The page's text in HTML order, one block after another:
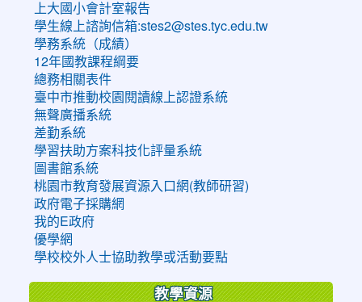
上大國小會計室報告
學生線上諮詢信箱:stes2@stes.tyc.edu.tw
學務系統（成績）
12年國教課程綱要
總務相關表件
臺中市推動校園閱讀線上認證系統
無聲廣播系統
差勤系統
學習扶助方案科技化評量系統
圖書館系統
桃園市教育發展資源入口網(教師研習)
政府電子採購網
我的E政府
優學網
學校校外人士協助教學或活動要點
教學資源